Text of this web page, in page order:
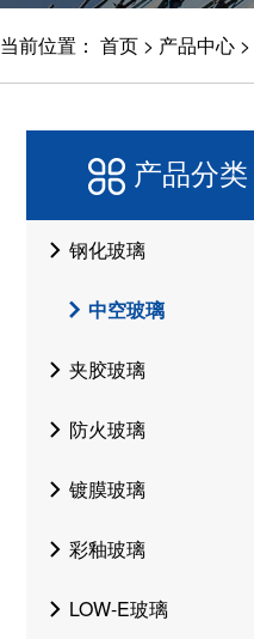
当前位置： 首页> 产品中心>
产品分类
钢化玻璃
中空玻璃
夹胶玻璃
防火玻璃
镀膜玻璃
彩釉玻璃
LOW-E玻璃